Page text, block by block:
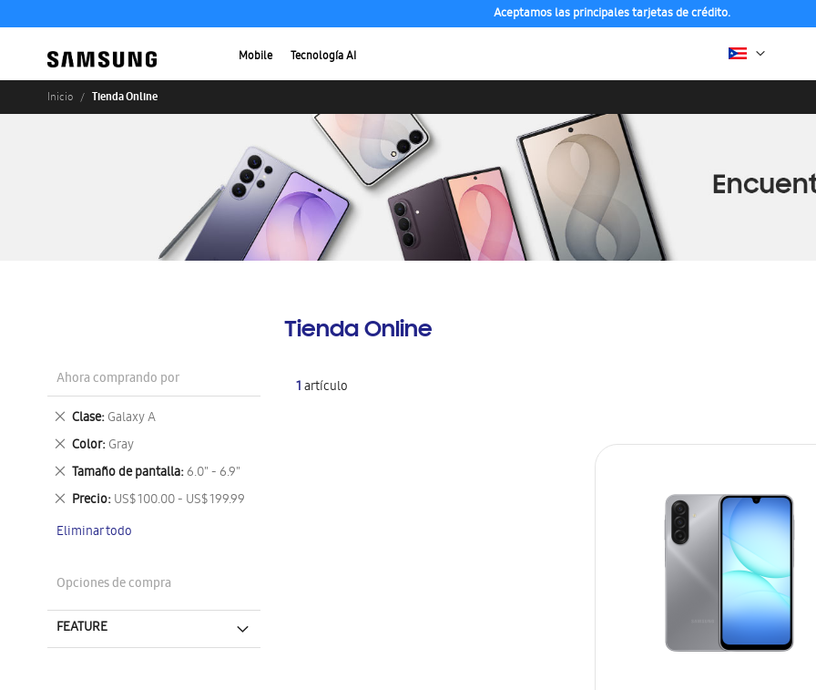
Aceptamos las principales tarjetas de crédito.
Mobile Tecnología AI
Inicio Tienda Online
Tienda Online
1artículo
Ahora comprando por
Clase Galaxy A
Eliminar
este
artículo
Color Gray
Eliminar
este
artículo
Tamaño de pantalla 6.0" - 6.9"
Eliminar
este
artículo
Precio US$ 100.00 - US$ 199.99
Eliminar
artículo
Eliminar todo
Opciones de compra
FEATURE